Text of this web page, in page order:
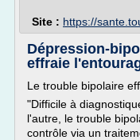
Site : https://
Dépression-
effraie
Le trouble bipolaire
"Difficile à
l'autre, le trouble
contrôle via un